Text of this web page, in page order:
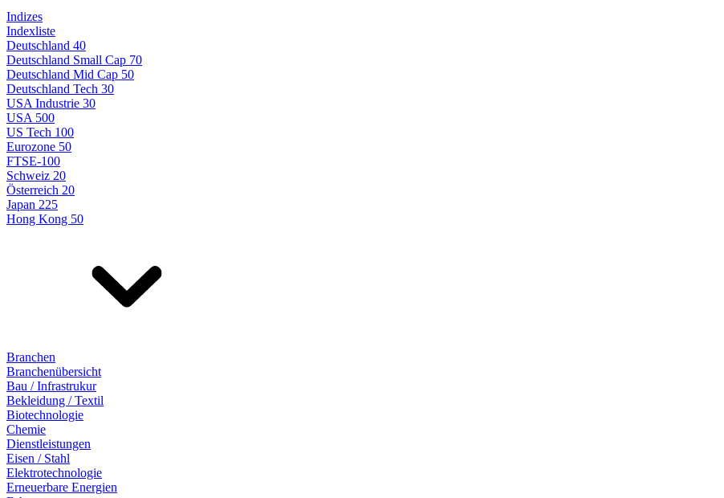
Indizes
Indexliste
Deutschland 40
Deutschland Small Cap 70
Deutschland Mid Cap 50
Deutschland Tech 30
USA Industrie 30
USA 500
US Tech 100
Eurozone 50
FTSE-100
Schweiz 20
Österreich 20
Japan 225
Hong Kong 50
Branchen
Branchenübersicht
Bau / Infrastrukur
Bekleidung / Textil
Biotechnologie
Chemie
Dienstleistungen
Eisen / Stahl
Elektrotechnologie
Erneuerbare Energien